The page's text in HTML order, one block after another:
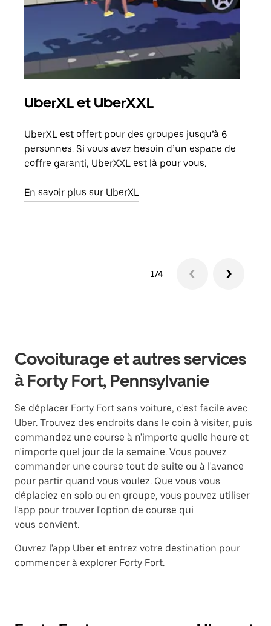
UberXL et UberXXL
UberXL est offert pour des groupes jusqu’à 6
personnes. Si vous avez besoin d’un espace de
coffre garanti, UberXXL est là pour vous.
En savoir plus sur UberXL
1/4
Covoiturage et autres services
à Forty Fort, Pennsylvanie
Se déplacer Forty Fort sans voiture, c'est facile avec
Uber. Trouvez des endroits dans le coin à visiter, puis
commandez une course à n'importe quelle heure et
n'importe quel jour de la semaine. Vous pouvez
commander une course tout de suite ou à l'avance
pour partir quand vous voulez. Que vous vous
déplaciez en solo ou en groupe, vous pouvez utiliser
l'app pour trouver l'option de course qui
vous convient.
Ouvrez l'app Uber et entrez votre destination pour
commencer à explorer Forty Fort.